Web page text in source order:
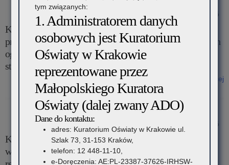
20 lipca 2026
Komunikat Małopolskiego Kuratora Oświaty w sprawie
przekazania informacji o liczbie wolnych miejsc w liceach
ogólnokształcących, technikach i branżowych szkołach I
stopnia – rekrutacja na rok szkolny 2026/2027
Czytaj więcej
o: Komunikat Małopolskiego Kuratora Oświaty w sprawie
przekazania informacji o liczbie wolnych miejsc w liceach
ogólnokształcących, technikach i branżowych szkołach I stopnia –
21 kwietnia 2026
Komunikat Małopolskiego Kuratora Oświaty w sprawie
wykazu zawodów wiedzy, artystycznych i sportowych –
tym związanych:
1. Administratorem danych
osobowych jest Kuratorium
Oświaty w Krakowie
reprezentowane przez
Małopolskiego Kuratora
Oświaty (dalej zwany ADO)
Dane do kontaktu:
adres: Kuratorium Oświaty w Krakowie ul.
Szlak 73, 31-153 Kraków,
telefon: 12 448-11-10,
e-Doręczenia: AE:PL-23387-37626-IRHSW-